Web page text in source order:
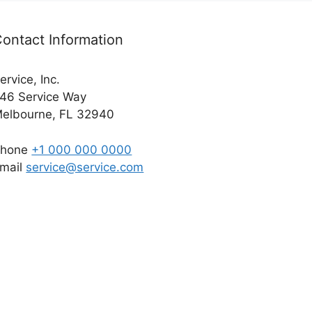
Information
Inc.
Service Way
FL 32940
+1 000 000 0000
service@service.com